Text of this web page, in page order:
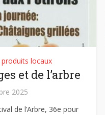
locaux
et de l’arbre
2025
de l’Arbre, 36e pour